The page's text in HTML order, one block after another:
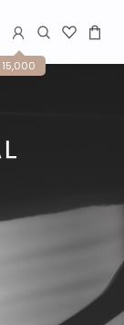
15,000